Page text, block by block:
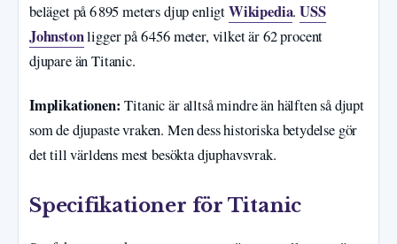
beläget på 6 895 meters djup enligtWikipedia.USS
Johnstonligger på 6 456 meter, vilket är 62 procent
djupare än Titanic.
Implikationen: Titanic är alltså mindre än hälften så djupt
som de djupaste vraken. Men dess historiska betydelse gör
det till världens mest besökta djuphavsvrak.
Specifikationer för Titanic